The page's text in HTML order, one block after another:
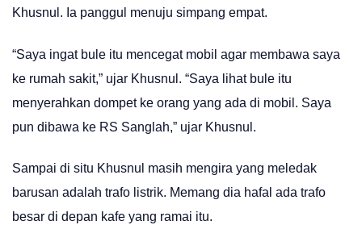
Khusnul. Ia panggul menuju simpang empat.
“Saya ingat bule itu mencegat mobil agar membawa saya
ke rumah sakit,” ujar Khusnul. “Saya lihat bule itu
menyerahkan dompet ke orang yang ada di mobil. Saya
pun dibawa ke RS Sanglah,” ujar Khusnul.
Sampai di situ Khusnul masih mengira yang meledak
barusan adalah trafo listrik. Memang dia hafal ada trafo
besar di depan kafe yang ramai itu.